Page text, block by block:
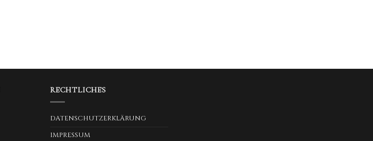
RECHTLICHES
DATENSCHUTZERKLÄRUNG
IMPRESSUM